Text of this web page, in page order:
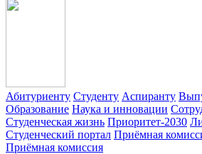
Абитуриенту Студенту Аспиранту
Образование Наука и инновации
Студенческая жизнь Приоритет-2030
Студенческий портал Приёмная
Приёмная комиссия